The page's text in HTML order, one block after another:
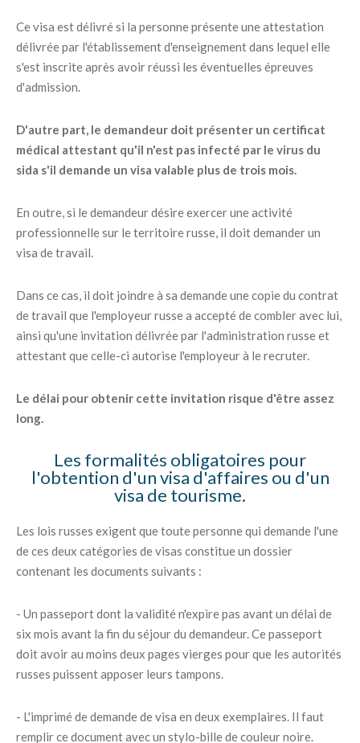
Ce visa est délivré si la personne présente une attestation
délivrée par l'établissement d'enseignement dans lequel elle
s'est inscrite après avoir réussi les éventuelles épreuves
d'admission.
D'autre part, le demandeur doit présenter un certificat
médical attestant qu'il n'est pas infecté par le virus du
sida s'il demande un visa valable plus de trois mois.
En outre, si le demandeur désire exercer une activité
professionnelle sur le territoire russe, il doit demander un
visa de travail.
Dans ce cas, il doit joindre à sa demande une copie du contrat
de travail que l'employeur russe a accepté de combler avec lui,
ainsi qu'une invitation délivrée par l'administration russe et
attestant que celle-ci autorise l'employeur à le recruter.
Le délai pour obtenir cette invitation risque d'être assez
long.
Les formalités obligatoires pour
l'obtention d'un visa d'affaires ou d'un
visa de tourisme.
Les lois russes exigent que toute personne qui demande l'une
de ces deux catégories de visas constitue un dossier
contenant les documents suivants :
- Un passeport dont la validité n'expire pas avant un délai de
six mois avant la fin du séjour du demandeur. Ce passeport
doit avoir au moins deux pages vierges pour que les autorités
russes puissent apposer leurs tampons.
- L'imprimé de demande de visa en deux exemplaires. Il faut
remplir ce document avec un stylo-bille de couleur noire.